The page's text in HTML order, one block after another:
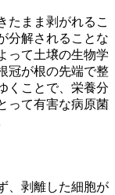
たまま剥がれるこ
分解されることな
って土壌の生物学
冠が根の先端で整
くことで、栄養分
って有害な病原菌
、剥離した細胞が